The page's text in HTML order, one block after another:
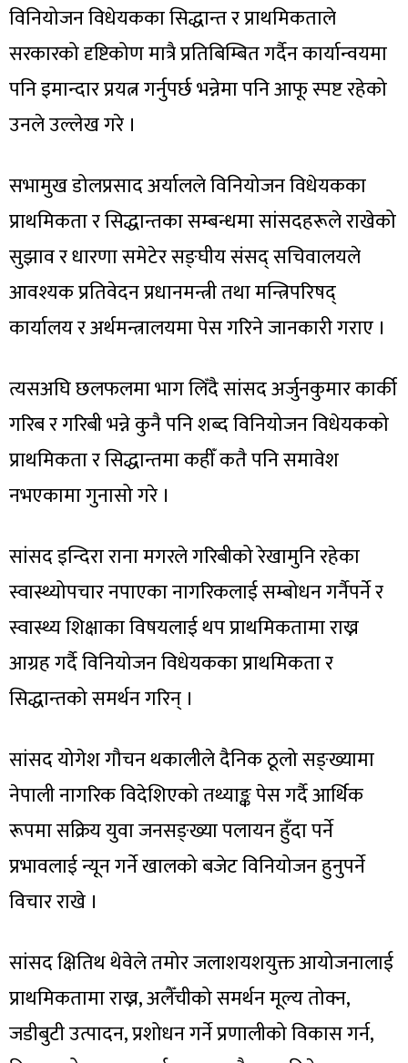
विनियोजन विधेयकका सिद्धान्त र प्राथमिकताले
सरकारको दृष्टिकोण मात्रै प्रतिबिम्बित गर्दैन कार्यान्वयमा
पनि इमान्दार प्रयत्न गर्नुपर्छ भन्नेमा पनि आफू स्पष्ट रहेको
उनले उल्लेख गरे ।
सभामुख डोलप्रसाद अर्यालले विनियोजन विधेयकका
प्राथमिकता र सिद्धान्तका सम्बन्धमा सांसदहरूले राखेको
सुझाव र धारणा समेटेर सङ्घीय संसद् सचिवालयले
आवश्यक प्रतिवेदन प्रधानमन्त्री तथा मन्त्रिपरिषद्
कार्यालय र अर्थमन्त्रालयमा पेस गरिने जानकारी गराए ।
त्यसअघि छलफलमा भाग लिँदै सांसद अर्जुनकुमार कार्की
गरिब र गरिबी भन्ने कुनै पनि शब्द विनियोजन विधेयकको
प्राथमिकता र सिद्धान्तमा कहीँ कतै पनि समावेश
नभएकामा गुनासो गरे ।
सांसद इन्दिरा राना मगरले गरिबीको रेखामुनि रहेका
स्वास्थ्योपचार नपाएका नागरिकलाई सम्बोधन गर्नैपर्ने र
स्वास्थ्य शिक्षाका विषयलाई थप प्राथमिकतामा राख्न
आग्रह गर्दै विनियोजन विधेयकका प्राथमिकता र
सिद्धान्तको समर्थन गरिन् ।
सांसद योगेश गौचन थकालीले दैनिक ठूलो सङ्ख्यामा
नेपाली नागरिक विदेशिएको तथ्याङ्क पेस गर्दै आर्थिक
रूपमा सक्रिय युवा जनसङ्ख्या पलायन हुँदा पर्ने
प्रभावलाई न्यून गर्ने खालको बजेट विनियोजन हुनुपर्ने
विचार राखे ।
सांसद क्षितिथ थेवेले तमोर जलाशयशयुक्त आयोजनालाई
प्राथमिकतामा राख्न, अलैँचीको समर्थन मूल्य तोक्न,
जडीबुटी उत्पादन, प्रशोधन गर्ने प्रणालीको विकास गर्न,